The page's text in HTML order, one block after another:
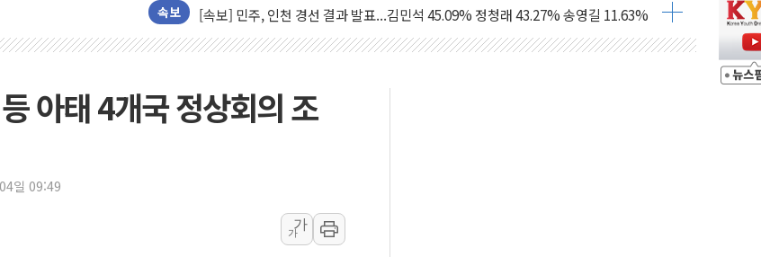
속보
[속보] 민주, 인천 경선 결과 발표...김민석 45.09% 정청래 43.27% 송영길 11.63%
[속보] 민주, 제주 경선 결과 발표...김민석 52.64% 정청래 39.89% 송영길 7.47%
美, 이란전 출구전략 만지작…공습 한계·탄약 부족 현실화
강릉·동해·삼척 시간당 최대 50㎜ 폭우…강원 동해안 강한 비 이어져
여수 오동도 인근 해상서 모터보트 전복…1명 사망·1명 실종
아태 4개국 정상회의 조
일 09:49
가
가